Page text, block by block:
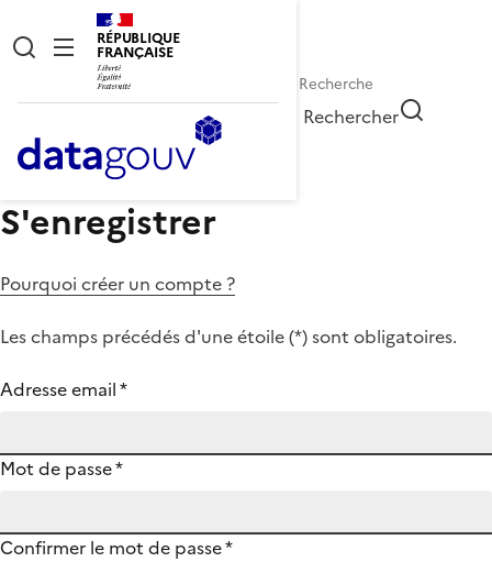
RÉPUBLIQUE
FRANÇAISE
Rechercher
S'enregistrer
Pourquoi créer un compte ?
Les champs précédés d'une étoile (*) sont obligatoires.
Adresse email*
Mot de passe*
Confirmer le mot de passe*